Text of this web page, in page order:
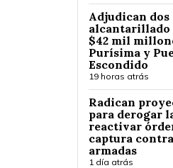
Adjudican
alcantarillado
$42 mil
Purísima y
Escondido
19 horas atrás
Radican
para derogar
reactivar
captura
armadas
1 día atrás